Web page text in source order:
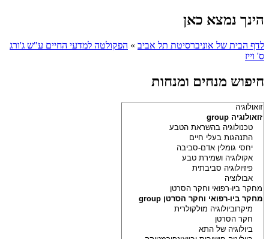
הינך נמצא כאן
לדף הבית של אוניברסיטת תל אביב » הפקולטה למדעי החיים ע"ש ג'ורג
ס' וייז
חיפוש מנחים ומנחות